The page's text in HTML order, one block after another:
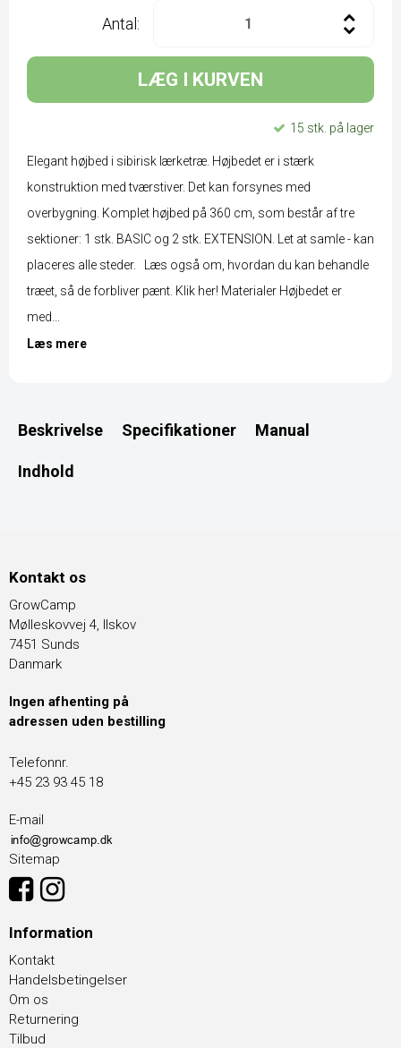
Antal:
LÆG I KURVEN
15 stk. på lager
Elegant højbed i sibirisk lærketræ. Højbedet er i stærk
konstruktion med tværstiver. Det kan forsynes med
overbygning. Komplet højbed på 360 cm, som består af tre
sektioner: 1 stk. BASIC og 2 stk. EXTENSION. Let at samle - kan
placeres alle steder. Læs også om, hvordan du kan behandle
træet, så de forbliver pænt. Klik her! Materialer Højbedet er
med...
Læs mere
Beskrivelse Specifikationer Manual
Indhold
Kontakt os
GrowCamp
Mølleskovvej 4, Ilskov
7451 Sunds
Danmark
Ingen afhenting på
adressen uden bestilling
Telefonnr.
+45 23 93 45 18
E-mail
Sitemap
Information
Kontakt
Handelsbetingelser
Om os
Returnering
Tilbud